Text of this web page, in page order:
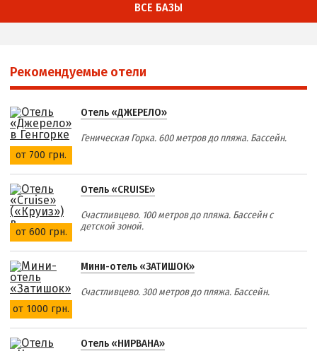
ВСЕ БАЗЫ
Рекомендуемые отели
от 700 грн.
Отель «ДЖЕРЕЛО»
Геническая Горка. 600 метров до пляжа. Бассейн.
от 600 грн.
Отель «CRUISE»
Счастливцево. 100 метров до пляжа. Бассейн с
детской зоной.
от 1000 грн.
Мини-отель «ЗАТИШОК»
Счастливцево. 300 метров до пляжа. Бассейн.
Отель «НИРВАНА»